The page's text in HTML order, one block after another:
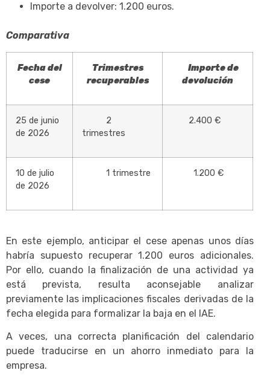
Importe a devolver: 1.200 euros.
Comparativa
Fecha del
cese
Trimestres
recuperables
Importe de
devolución
25 de junio
de 2026
2
trimestres
2.400 €
10 de julio
de 2026
1 trimestre 1.200 €
En este ejemplo, anticipar el cese apenas unos días
habría supuesto recuperar 1.200 euros adicionales.
Por ello, cuando la finalización de una actividad ya
está prevista, resulta aconsejable analizar
previamente las implicaciones fiscales derivadas de la
fecha elegida para formalizar la baja en el IAE.
A veces, una correcta planificación del calendario
puede traducirse en un ahorro inmediato para la
empresa.